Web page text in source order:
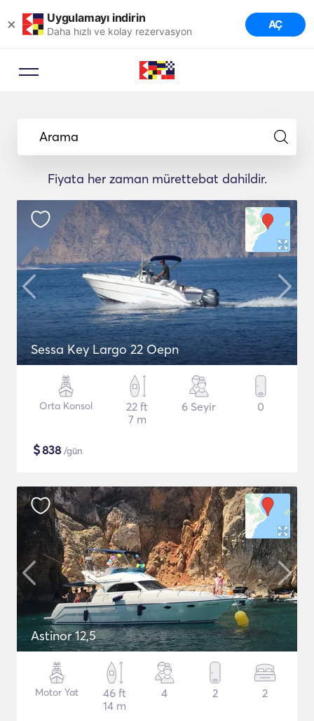
× Uygulamayı indirin
Daha hızlı ve kolay rezervasyon AÇ
Arama
Fiyata her zaman mürettebat dahildir.
Sessa Key Largo 22 Oepn
Orta Konsol
22 ft
7 m
6 Seyir 0
$838 /gün
Astinor 12,5
Motor Yat
46 ft
14 m
4 2 2